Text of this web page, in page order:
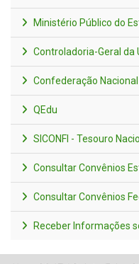
Ministério Público do
Controladoria-Geral da
Confederação
QEdu
SICONFI - Tesouro
Consultar Convênios
Consultar Convênios
Receber Informações